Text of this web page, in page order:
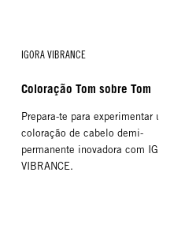
IGORA VIBRANCE
Coloração Tom sobre Tom
Prepara-te para experimentar
coloração de cabelo demi-
permanente inovadora com
VIBRANCE.